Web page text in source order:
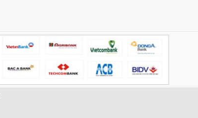
Cáp điều khiển 2 đôi 22AWG